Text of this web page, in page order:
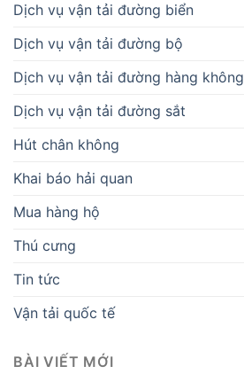
Dịch vụ vận tải đường biển
Dịch vụ vận tải đường bộ
Dịch vụ vận tải đường hàng không
Dịch vụ vận tải đường sắt
Hút chân không
Khai báo hải quan
Mua hàng hộ
Thú cưng
Tin tức
Vận tải quốc tế
BÀI VIẾT MỚI